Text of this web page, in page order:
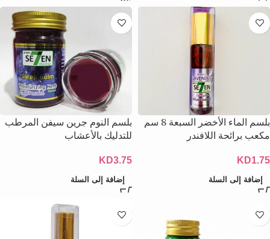
بلسم الماء الأخضر السبعة 8 سم
مكعب برائحة اللافندر
KD1.75
إضافة إلى السلة
بلسم النوم جرين سيفن المرطب
للتدليك بالأعشاب
KD3.75
إضافة إلى السلة